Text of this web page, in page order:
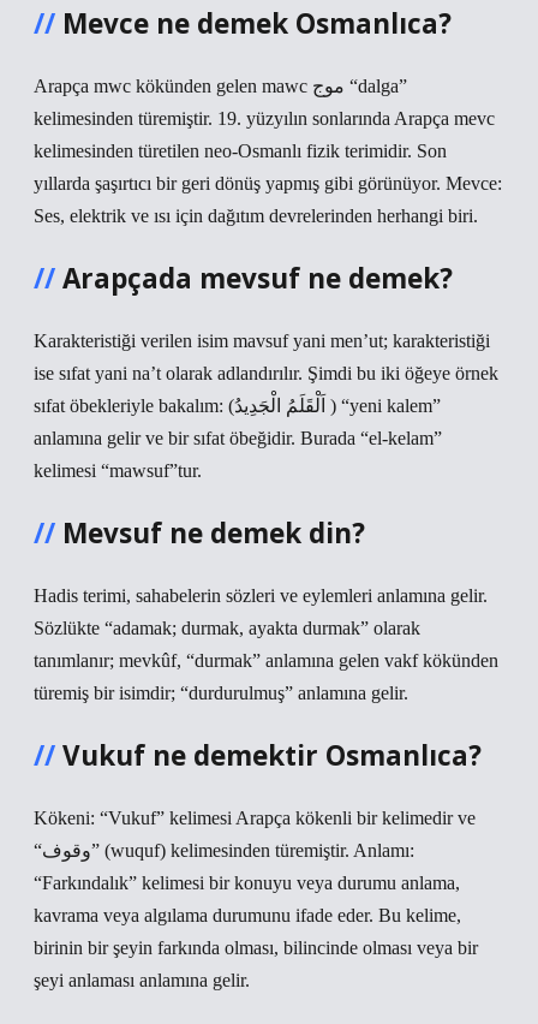
Mevce ne demek Osmanlıca?
Arapça mwc kökünden gelen mawc موج “dalga”
kelimesinden türemiştir. 19. yüzyılın sonlarında Arapça mevc
kelimesinden türetilen neo-Osmanlı fizik terimidir. Son
yıllarda şaşırtıcı bir geri dönüş yapmış gibi görünüyor. Mevce:
Ses, elektrik ve ısı için dağıtım devrelerinden herhangi biri.
Arapçada mevsuf ne demek?
Karakteristiği verilen isim mavsuf yani men’ut; karakteristiği
ise sıfat yani na’t olarak adlandırılır. Şimdi bu iki öğeye örnek
sıfat öbekleriyle bakalım: (اَلْقَلَمُ الْجَدِيدُ ) “yeni kalem”
anlamına gelir ve bir sıfat öbeğidir. Burada “el-kelam”
kelimesi “mawsuf”tur.
Mevsuf ne demek din?
Hadis terimi, sahabelerin sözleri ve eylemleri anlamına gelir.
Sözlükte “adamak; durmak, ayakta durmak” olarak
tanımlanır; mevkûf, “durmak” anlamına gelen vakf kökünden
türemiş bir isimdir; “durdurulmuş” anlamına gelir.
Vukuf ne demektir Osmanlıca?
Kökeni: “Vukuf” kelimesi Arapça kökenli bir kelimedir ve
“وقوف” (wuquf) kelimesinden türemiştir. Anlamı:
“Farkındalık” kelimesi bir konuyu veya durumu anlama,
kavrama veya algılama durumunu ifade eder. Bu kelime,
birinin bir şeyin farkında olması, bilincinde olması veya bir
şeyi anlaması anlamına gelir.